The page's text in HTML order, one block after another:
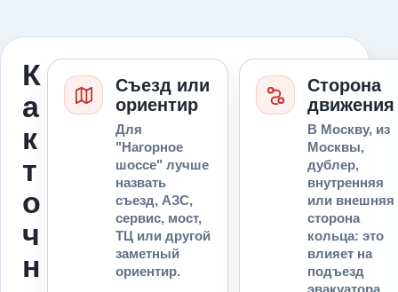
К
а
к
т
о
ч
н
Съезд или
ориентир
Для
"Нагорное
шоссе" лучше
назвать
съезд, АЗС,
сервис, мост,
ТЦ или другой
заметный
ориентир.
Сторона
движения
В Москву, из
Москвы,
дублер,
внутренняя
или внешняя
сторона
кольца: это
влияет на
подъезд
эвакуатора.